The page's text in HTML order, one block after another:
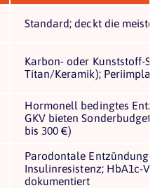
Standard; deckt die
Karbon- oder Kunststoff-
Titan/Keramik);
Hormonell bedingtes
GKV bieten
bis 300 €)
Parodontale
Insulinresistenz; HbA1c-
dokumentiert